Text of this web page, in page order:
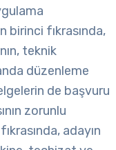
birinci fıkrasında,
teknik
düzenleme
de başvuru
zorunlu
adayın